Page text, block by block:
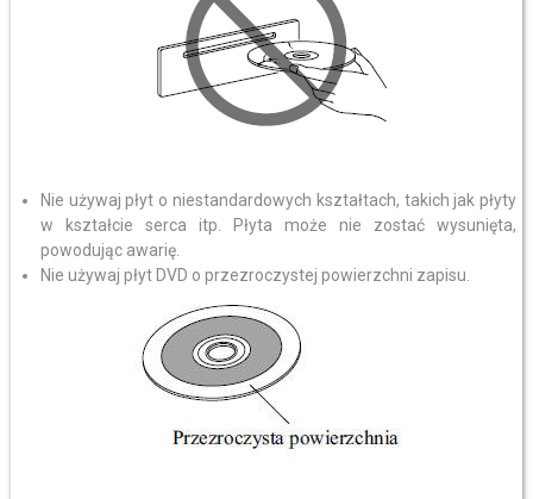
Nie używaj płyt o niestandardowych kształtach, takich jak płyty
w kształcie serca itp. Płyta może nie zostać wysunięta,
powodując awarię.
Nie używaj płyt DVD o przezroczystej powierzchni zapisu.